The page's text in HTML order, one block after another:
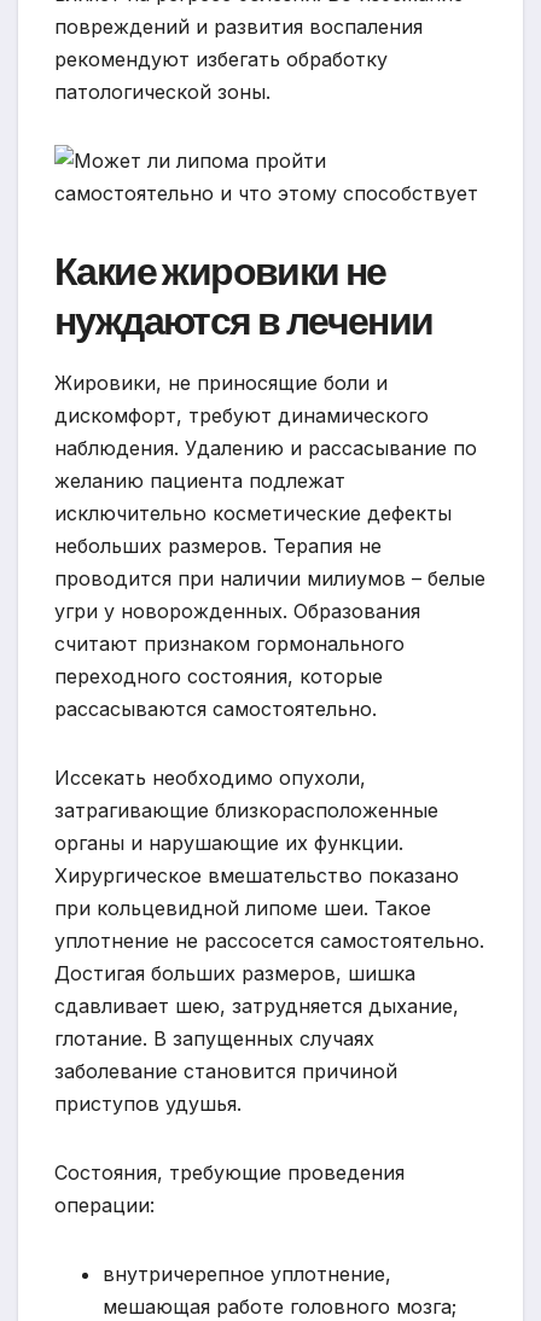
повреждений и развития воспаления
рекомендуют избегать обработку
патологической зоны.
Какие жировики не
нуждаются в лечении
Жировики, не приносящие боли и
дискомфорт, требуют динамического
наблюдения. Удалению и рассасывание по
желанию пациента подлежат
исключительно косметические дефекты
небольших размеров. Терапия не
проводится при наличии милиумов – белые
угри у новорожденных. Образования
считают признаком гормонального
переходного состояния, которые
рассасываются самостоятельно.
Иссекать необходимо опухоли,
затрагивающие близкорасположенные
органы и нарушающие их функции.
Хирургическое вмешательство показано
при кольцевидной липоме шеи. Такое
уплотнение не рассосется самостоятельно.
Достигая больших размеров, шишка
сдавливает шею, затрудняется дыхание,
глотание. В запущенных случаях
заболевание становится причиной
приступов удушья.
Состояния, требующие проведения
операции:
внутричерепное уплотнение,
мешающая работе головного мозга;